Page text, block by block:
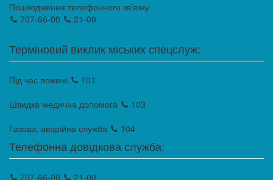
Пошкодження телефонного зв'язку
707-66-00
21-00
Терміновий виклик міських спецслуж:
Під час пожежі
101
Швидка медична допомога
103
Газова, аварійна служба
104
Телефонна довідкова служба:
707-66-00 21-00